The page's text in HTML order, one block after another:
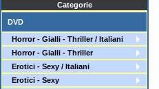
Categorie
DVD
Horror - Gialli - Thriller / Italiani
Horror - Gialli - Thriller
Erotici - Sexy / Italiani
Erotici - Sexy